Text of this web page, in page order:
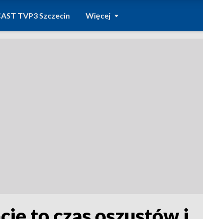
TVP3 Szczecin Więcej